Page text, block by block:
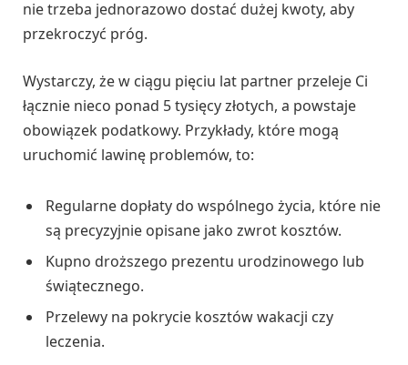
nie trzeba jednorazowo dostać dużej kwoty, aby
przekroczyć próg.
Wystarczy, że w ciągu pięciu lat partner przeleje Ci
łącznie nieco ponad 5 tysięcy złotych, a powstaje
obowiązek podatkowy. Przykłady, które mogą
uruchomić lawinę problemów, to:
Regularne dopłaty do wspólnego życia, które nie
są precyzyjnie opisane jako zwrot kosztów.
Kupno droższego prezentu urodzinowego lub
świątecznego.
Przelewy na pokrycie kosztów wakacji czy
leczenia.